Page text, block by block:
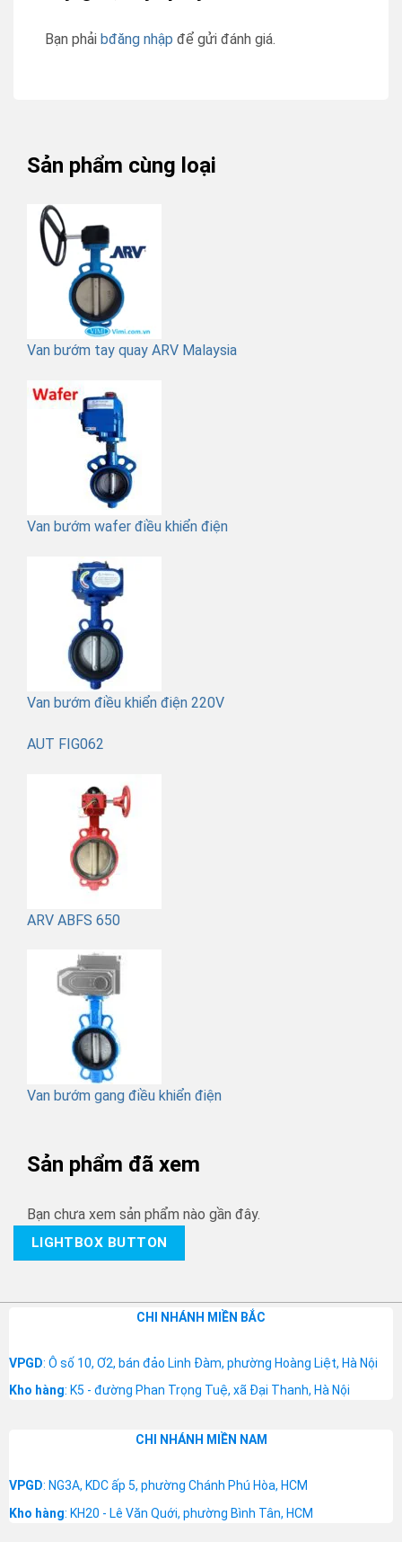
Bạn phải bđăng nhập để gửi đánh giá.
Sản phẩm cùng loại
Van bướm tay quay ARV Malaysia
Van bướm wafer điều khiển điện
Van bướm điều khiển điện 220V
AUT FIG062
ARV ABFS 650
Van bướm gang điều khiển điện
Sản phẩm đã xem
Bạn chưa xem sản phẩm nào gần đây.
LIGHTBOX BUTTON
CHI NHÁNH MIỀN BẮC
VPGD: Ô số 10, Ơ2, bán đảo Linh Đàm, phường Hoàng Liệt, Hà Nội
Kho hàng: K5 - đường Phan Trọng Tuệ, xã Đại Thanh, Hà Nội
CHI NHÁNH MIỀN NAM
VPGD: NG3A, KDC ấp 5, phường Chánh Phú Hòa, HCM
Kho hàng: KH20 - Lê Văn Quới, phường Bình Tân, HCM